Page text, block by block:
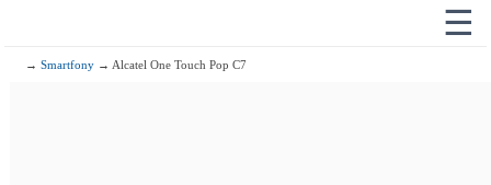
☰
→Smartfony → Alcatel One Touch Pop C7